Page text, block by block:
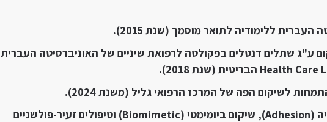
ללימודיה לתואר מוסמך (שנת 2015).
ע"ג שתלים דנטלים בפקולטה לרפואת שיניים של האוניברסיטה העברית
לשיקום הפה של המרכז הרפואי גליל (משנת 2024).
מרצה בכנסים בתחום אדהזיה (Adhesion), שיקום ביומימטי (Biomimetic) וטיפולים זעיר-פולשניים